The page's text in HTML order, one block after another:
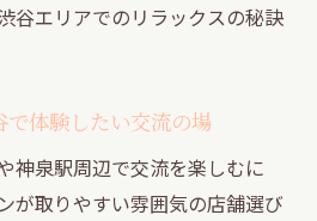
る特別な交流時間の過ごし
シーシャ体験の楽しみ方提案
出するシーシャ交流のコツ
谷エリアでのリラックスの秘訣
で体験したい交流の場
神泉駅周辺で交流を楽しむに
が取りやすい雰囲気の店舗選び